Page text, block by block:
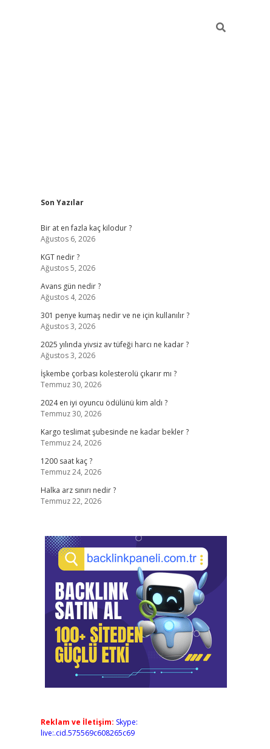
Sidebar
Son Yazılar
Bir at en fazla kaç kilodur ?
Ağustos 6, 2026
KGT nedir ?
Ağustos 5, 2026
Avans gün nedir ?
Ağustos 4, 2026
301 penye kumaş nedir ve ne için kullanılır ?
Ağustos 3, 2026
2025 yılında yivsiz av tüfeği harcı ne kadar ?
Ağustos 3, 2026
İşkembe çorbası kolesterolü çıkarır mı ?
Temmuz 30, 2026
2024 en iyi oyuncu ödülünü kim aldı ?
Temmuz 30, 2026
Kargo teslimat şubesinde ne kadar bekler ?
Temmuz 24, 2026
1200 saat kaç ?
Temmuz 24, 2026
Halka arz sınırı nedir ?
Temmuz 22, 2026
Reklam ve İletişim: Skype:
live:.cid.575569c608265c69